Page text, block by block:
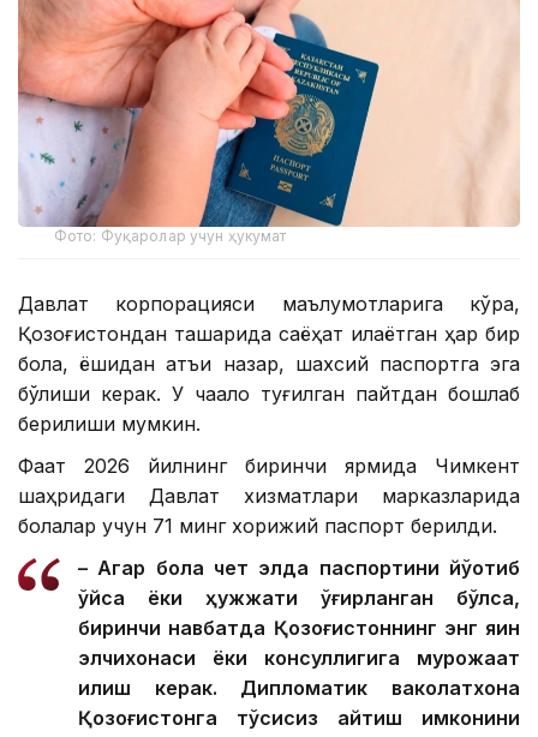
Фото: Фуқаролар учун ҳукумат
Давлат корпорацияси маълумотларига кўра,
Қозоғистондан ташқарида саёҳат қилаётган ҳар бир
бола, ёшидан қатъи назар, шахсий паспортга эга
бўлиши керак. У чақалоқ туғилган пайтдан бошлаб
берилиши мумкин.
Фақат 2026 йилнинг биринчи ярмида Чимкент
шаҳридаги Давлат хизматлари марказларида
болалар учун 71 минг хорижий паспорт берилди.
– Агар бола чет элда паспортини йўқотиб
қўйса ёки ҳужжати ўғирланган бўлса,
биринчи навбатда Қозоғистоннинг энг яқин
элчихонаси ёки консуллигига мурожаат
қилиш керак. Дипломатик ваколатхона
Қозоғистонга тўсиқсиз қайтиш имконини